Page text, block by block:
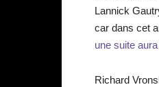
Lannick
car dans cet
une suite
Richard